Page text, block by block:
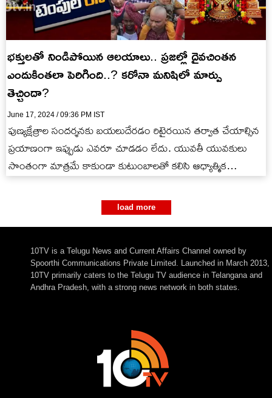
భక్తులతో నిండిపోయిన ఆలయాలు.. ప్రజల్లో దైవచింతన
ఎందుకింతలా పెరిగింది..? కరోనా మనిషిలో మార్పు
తెచ్చిందా?
June 17, 2024 / 09:36 PM IST
పుణ్యక్షేత్రాల సందర్శనకు బయలుదేరడం రిటైరయిన తర్వాత చేయాల్సిన
ప్రయాణంగా ఇప్పుడు ఎవరూ చూడడం లేదు. యువతీ యువకులు
సొంతంగా మాత్రమే కాకుండా కుటుంబాలతో కలిసి ఆధ్యాత్మిక
load more
10TV is a Telugu News and Current Affairs Channel owned by
Spoorthi Communications Private Limited. Launched in March 2013,
10TV primarily caters to the Telugu TV audience in Telangana and
Andhra Pradesh, with a strong news network in both states.